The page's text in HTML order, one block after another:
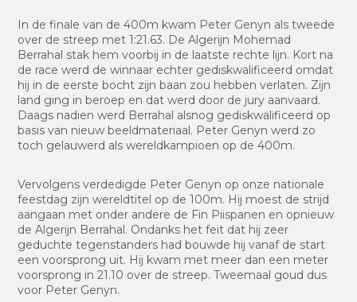
In de finale van de 400m kwam Peter Genyn als tweede
over de streep met 1:21.63. De Algerijn Mohemad
Berrahal stak hem voorbij in de laatste rechte lijn. Kort na
de race werd de winnaar echter gediskwalificeerd omdat
hij in de eerste bocht zijn baan zou hebben verlaten. Zijn
land ging in beroep en dat werd door de jury aanvaard.
Daags nadien werd Berrahal alsnog gediskwalificeerd op
basis van nieuw beeldmateriaal. Peter Genyn werd zo
toch gelauwerd als wereldkampioen op de 400m.
Vervolgens verdedigde Peter Genyn op onze nationale
feestdag zijn wereldtitel op de 100m. Hij moest de strijd
aangaan met onder andere de Fin Piispanen en opnieuw
de Algerijn Berrahal. Ondanks het feit dat hij zeer
geduchte tegenstanders had bouwde hij vanaf de start
een voorsprong uit. Hij kwam met meer dan een meter
voorsprong in 21.10 over de streep. Tweemaal goud dus
voor Peter Genyn.